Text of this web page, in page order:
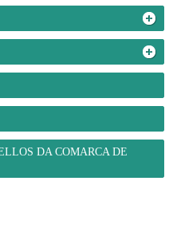
DA COMARCA DE